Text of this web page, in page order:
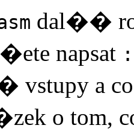
dal��
napsat :
vstupy a
o tom,